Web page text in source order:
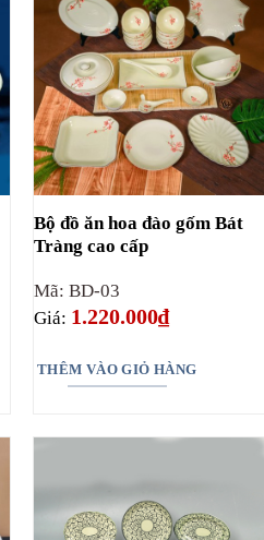
Bộ đồ ăn hoa đào gốm Bát
Tràng cao cấp
Mã: BD-03
Giá: 1.220.000₫
THÊM VÀO GIỎ HÀNG